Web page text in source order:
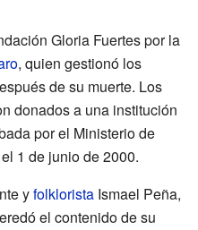
Gloria Fuertes por la
, quien gestionó los
de su muerte. Los
donados a una institución
por el Ministerio de
1 de junio de 2000.
yfolklorista Ismael Peña,
el contenido de su